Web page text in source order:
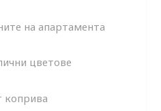
на апартамента
цветове
коприва